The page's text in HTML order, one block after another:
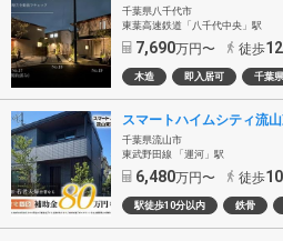
千葉県八千代市
東葉高速鉄道「八千代中央」駅
7,690万円〜 徒歩12
木造 即入居可 千葉
スマートハイムシティ流
千葉県流山市
東武野田線 「運河」駅
6,480万円〜 徒歩10
駅徒歩10分以内 鉄骨